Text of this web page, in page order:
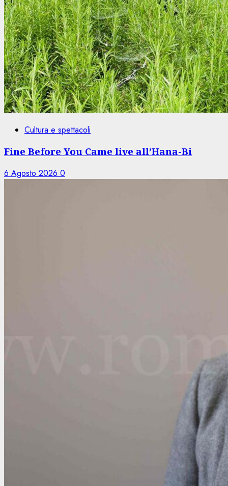
Cultura e spettacoli
Fine Before You Came live all’Hana-Bi
6 Agosto 2026 0